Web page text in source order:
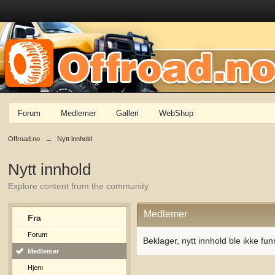
Forum Medlemer Galleri WebShop
Offroad.no → Nytt innhold
Nytt innhold
Explore content from the community
Fra
Forum
Medlemer
Hjem
Medlemer
Beklager, nytt innhold ble ikke